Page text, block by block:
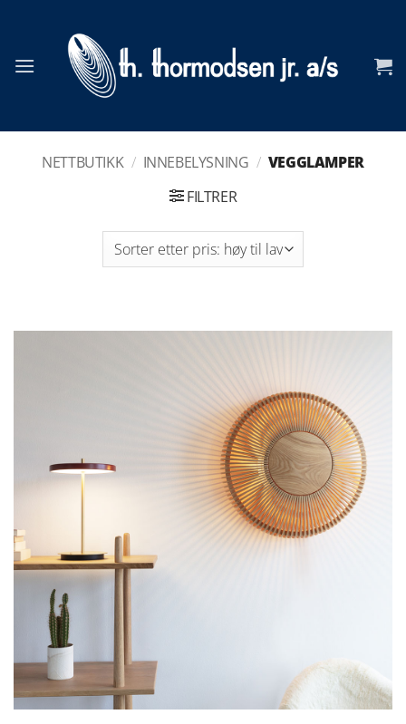
content
NETTBUTIKK / INNEBELYSNING / VEGGLAMPER
FILTRER